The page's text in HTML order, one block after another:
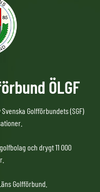
ÖLGF
Golfförbundets (SGF)
och drygt 11 000
Golfförbund.